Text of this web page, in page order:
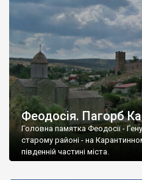
Феодосія. Пагорб
Головна памятка Феодосії -
старому районі - на
південній частині міста.